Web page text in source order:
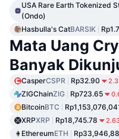
USA Rare Earth Tokenized
(Ondo)
Hasbulla's CatBARSIK
Mata Uang
Banyak
CasperCSPR Rp32.90
ZIGChainZIG Rp723.65
BitcoinBTC
XRPXRP Rp18,745.78
EthereumETH